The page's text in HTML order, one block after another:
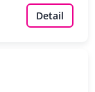
Detail